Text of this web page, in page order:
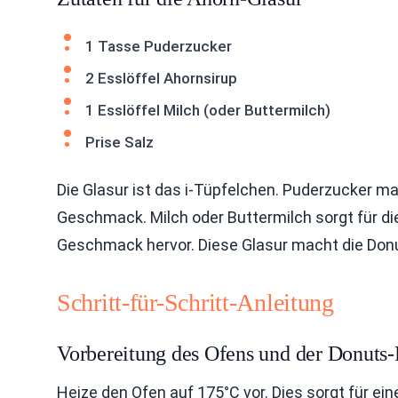
1 Tasse Puderzucker
2 Esslöffel Ahornsirup
1 Esslöffel Milch (oder Buttermilch)
Prise Salz
Die Glasur ist das i-Tüpfelchen. Puderzucker
Geschmack. Milch oder Buttermilch sorgt für
Geschmack hervor. Diese Glasur macht die
Schritt-für-Schritt-Anleitung
Vorbereitung des Ofens und der
Heize den Ofen auf 175°C vor. Dies sorgt für